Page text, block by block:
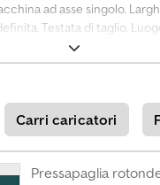
ad asse singolo.
Testata di taglio.
Carri caricatori
Pressapaglia